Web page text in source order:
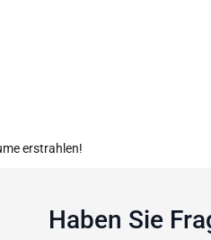
erstrahlen!
Haben Sie